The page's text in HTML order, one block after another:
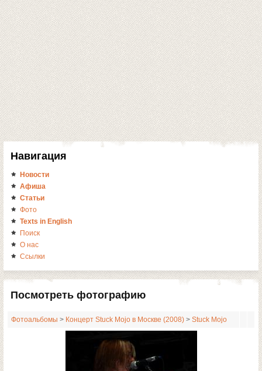
Навигация
Новости
Афиша
Статьи
Фото
Texts in English
Поиск
О нас
Ссылки
Посмотреть фотографию
Фотоальбомы > Концерт Stuck Mojo в Москве (2008) > Stuck Mojo